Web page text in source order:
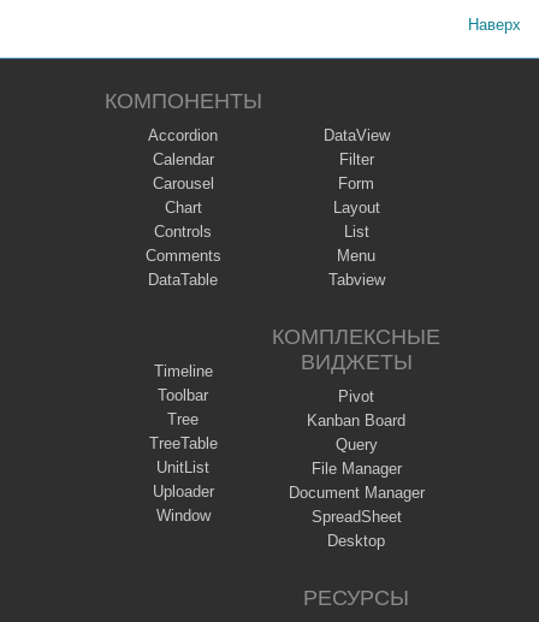
Наверх
КОМПОНЕНТЫ
Accordion
Calendar
Carousel
Chart
Controls
Comments
DataTable
DataView
Filter
Form
Layout
List
Menu
Tabview
Timeline
Toolbar
Tree
TreeTable
UnitList
Uploader
Window
КОМПЛЕКСНЫЕ
ВИДЖЕТЫ
Pivot
Kanban Board
Query
File Manager
Document Manager
SpreadSheet
Desktop
РЕСУРСЫ